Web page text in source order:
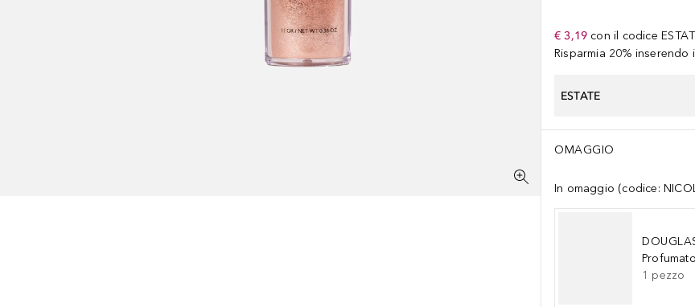
€ 3,19 con il codice
Risparmia 20% inserendo
ESTATE
OMAGGIO
In omaggio (codice:
1 pezzo